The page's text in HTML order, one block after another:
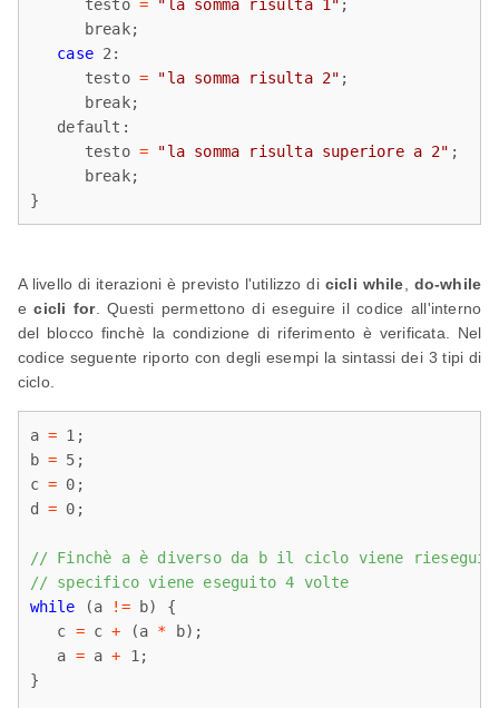
      testo
= "la somma risulta 1" ;
      break;
case 2:
      testo
= "la somma risulta 2" ;
      break;
   default:
      testo
= "la somma risulta superiore a 2" ;
      break;
}
A livello di iterazioni è previsto l'utilizzo di cicli while
do-while
e cicli for. Questi permettono di eseguire il codice all'interno
del blocco finchè la condizione di riferimento è verificata. Nel
codice seguente riporto con degli esempi la sintassi dei 3 tipi di
ciclo.
a = 1;
b = 5;
c = 0;
d = 0;
// Finchè a è diverso da b il ciclo viene
// specifico viene eseguito 4 volte
while (a ! = b) {
   c
= c + (a * b);
   a
= a + 1;
}